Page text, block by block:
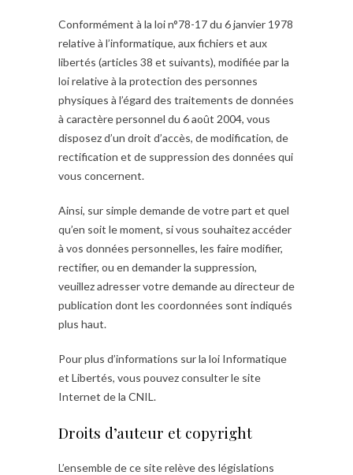
Conformément à la loi n°78-17 du 6 janvier 1978
relative à l’informatique, aux fichiers et aux
libertés (articles 38 et suivants), modifiée par la
loi relative à la protection des personnes
physiques à l’égard des traitements de données
à caractère personnel du 6 août 2004, vous
disposez d’un droit d’accès, de modification, de
rectification et de suppression des données qui
vous concernent.
Ainsi, sur simple demande de votre part et quel
qu’en soit le moment, si vous souhaitez accéder
à vos données personnelles, les faire modifier,
rectifier, ou en demander la suppression,
veuillez adresser votre demande au directeur de
publication dont les coordonnées sont indiqués
plus haut.
Pour plus d’informations sur la loi Informatique
et Libertés, vous pouvez consulter le site
Internet de la CNIL.
Droits d’auteur et copyright
L’ensemble de ce site relève des législations